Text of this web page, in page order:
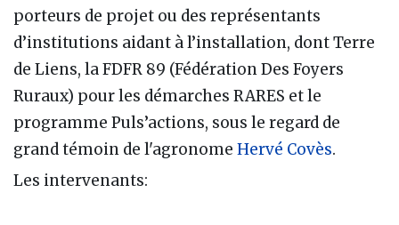
porteurs de projet ou des représentants
d’institutions aidant à l’installation, dont Terre
de Liens, la FDFR 89 (Fédération Des Foyers
Ruraux) pour les démarches RARES et le
programme Puls’actions, sous le regard de
grand témoin de l'agronome Hervé Covès.
Les intervenants: